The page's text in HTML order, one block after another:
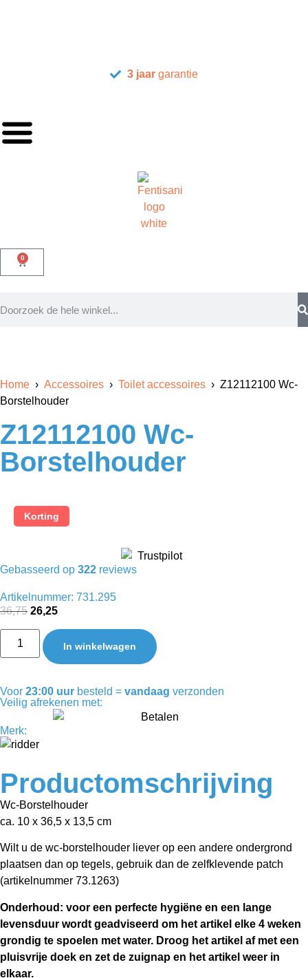
3 jaar garantie
0
Home › Accessoires › Toilet accessoires › Z12112100 Wc-
Borstelhouder
Z12112100 Wc-
Borstelhouder
Korting
Gebasseerd op 322 reviews
Artikelnummer: 731.295
36,75 26,25
In winkelwagen
Voor 23:00 uur besteld = vandaag verzonden
Veilig afrekenen met:
Merk:
Productomschrijving
Wc-Borstelhouder
ca. 10 x 36,5 x 13,5 cm
Wilt u de wc-borstelhouder liever op een andere ondergrond
plaatsen dan op tegels, gebruik dan de zelfklevende patch
(artikelnummer 73.1263)
Onderhoud: voor een perfecte hygiëne en een lange
levensduur wordt geadviseerd om het artikel elke 4 weken
grondig te spoelen met water. Droog het artikel af met een
pluisvrije doek en zet de zuignap en het artikel weer in
elkaar.